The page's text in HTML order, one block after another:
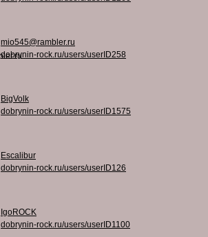
mio545@rambler.ru
dobrynin-rock.ru/users/userID258
BigVolk
dobrynin-rock.ru/users/userID1575
Escalibur
dobrynin-rock.ru/users/userID126
IgoROCK
dobrynin-rock.ru/users/userID1100